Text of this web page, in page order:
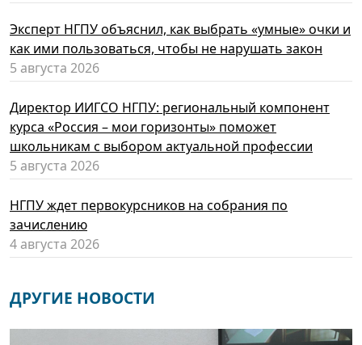
Эксперт НГПУ объяснил, как выбрать «умные» очки и
как ими пользоваться, чтобы не нарушать закон
5 августа 2026
Директор ИИГСО НГПУ: региональный компонент
курса «Россия – мои горизонты» поможет
школьникам с выбором актуальной профессии
5 августа 2026
НГПУ ждет первокурсников на собрания по
зачислению
4 августа 2026
ДРУГИЕ НОВОСТИ